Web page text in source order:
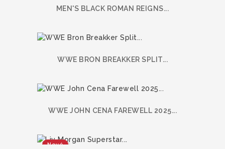
MEN'S BLACK ROMAN REIGNS...
WWE BRON BREAKKER SPLIT...
WWE JOHN CENA FAREWELL 2025...
Nové